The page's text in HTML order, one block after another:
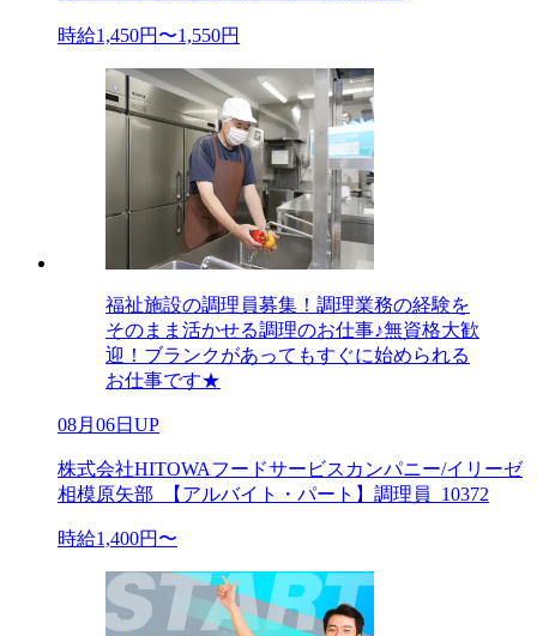
時給1,450円〜1,550円
福祉施設の調理員募集！調理業務の経験を
そのまま活かせる調理のお仕事♪無資格大歓
迎！ブランクがあってもすぐに始められる
お仕事です★
08月06日UP
株式会社HITOWAフードサービスカンパニー/イリーゼ
相模原矢部_【アルバイト・パート】調理員_10372
時給1,400円〜